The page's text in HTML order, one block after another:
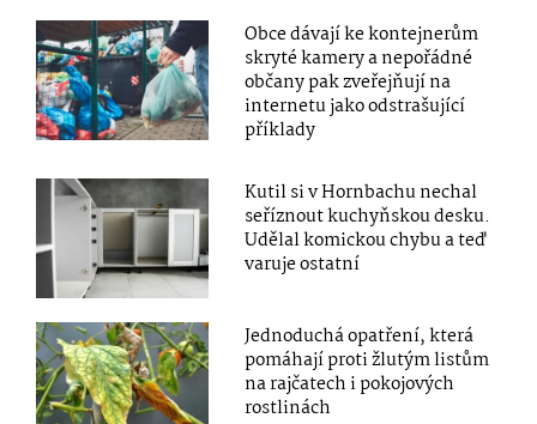
Obce dávají ke kontejnerům
skryté kamery a nepořádné
občany pak zveřejňují na
internetu jako odstrašující
příklady
Kutil si v Hornbachu nechal
seříznout kuchyňskou desku.
Udělal komickou chybu a teď
varuje ostatní
Jednoduchá opatření, která
pomáhají proti žlutým listům
na rajčatech i pokojových
rostlinách